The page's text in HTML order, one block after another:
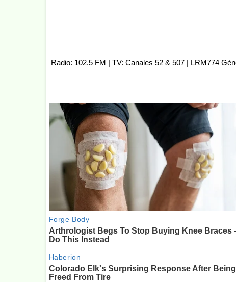
Radio: 102.5 FM | TV: Canales 52 & 507 | LRM774